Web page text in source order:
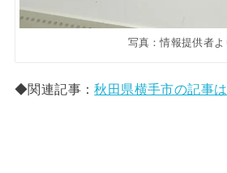
写真：情報提供者よ
◆関連記事：秋田県横手市の記事